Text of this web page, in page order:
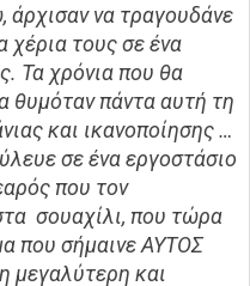
άρχισαν να τραγουδάνε
χέρια τους σε ένα
Τα χρόνια που θα
θυμόταν πάντα αυτή τη
και ικανοποίησης …
σε ένα εργοστάσιο
που τον
σουαχίλι, που τώρα
που σήμαινε ΑΥΤΟΣ
και